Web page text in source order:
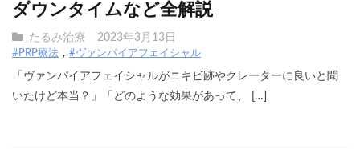
ダウンタイムなど全解説
たるみ治療 2023年3月13日
#PRP療法 #ヴァンパイアフェイシャル
「ヴァンパイアフェイシャルがニキビ跡やクレーターに良いと聞
いたけど本当？」「どのような効果があって、 […]